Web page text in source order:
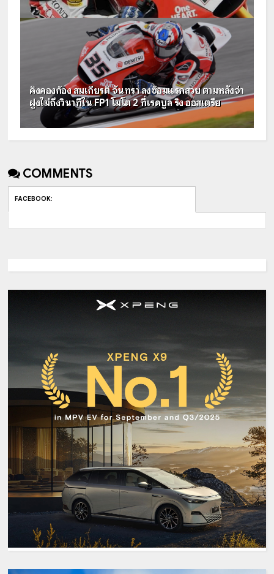
คิงคองก้อง สมเกียรติ จันทรา ลงซ้อมแรกสวย ตามหลังจ่า
ฝูงไม่ถึงวินาทีใน FP1 โมโต 2 ที่เรดบูล ริง ออสเตรีย
COMMENTS
FACEBOOK: